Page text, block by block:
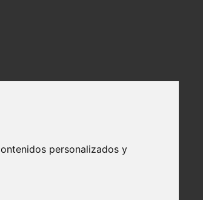
personalizados y